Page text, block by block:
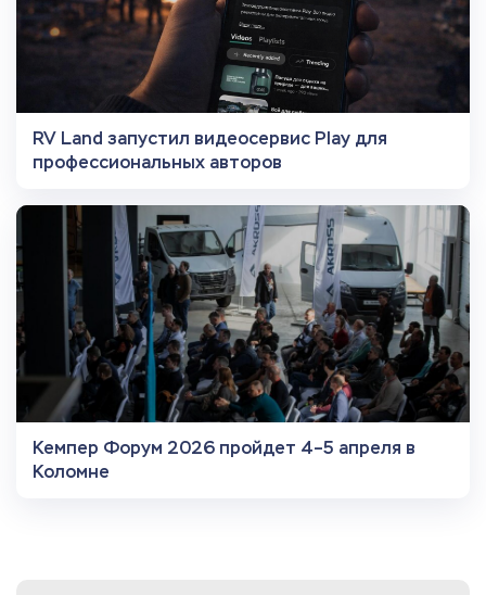
RV Land запустил видеосервис Play для
профессиональных авторов
Кемпер Форум 2026 пройдет 4–5 апреля в
Коломне